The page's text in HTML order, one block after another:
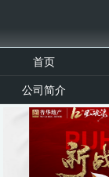
首页
公司简介